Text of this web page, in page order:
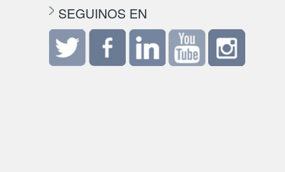
SEGUINOS EN